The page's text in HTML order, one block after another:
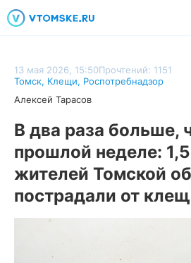
13 мая 2026, 15:50Прочтений: 1151
Томск, Клещи, Роспотребнадзор
Алексей Тарасов
В два раза больше,
прошлой неделе:
жителей Томской
пострадали от